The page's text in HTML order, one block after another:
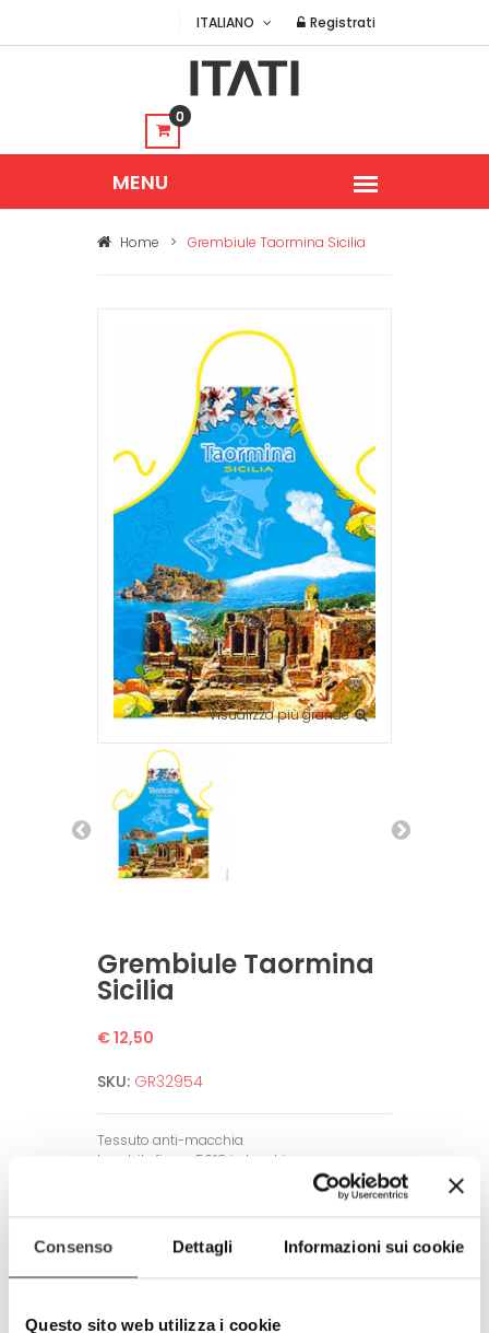
Consenso Dettagli Informazioni sui cookie
Questo sito web utilizza i cookie
ITALIANO Registrati
0
Home > Grembiule Taormina Sicilia
Visualizza più grande
Grembiule Taormina
Sicilia
€ 12,50
SKU: GR32954
Tessuto anti-macchia
Lavabile fino a 50°C in lavatrice.
Garantito per un alto numero di lavaggi
grazie a tecniche di stampa all’avanguardia.
Rispetta tutti gli standard europei.